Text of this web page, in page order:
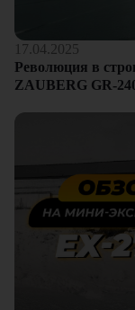
17.04.2025
Революция в
ZAUBERG GR-